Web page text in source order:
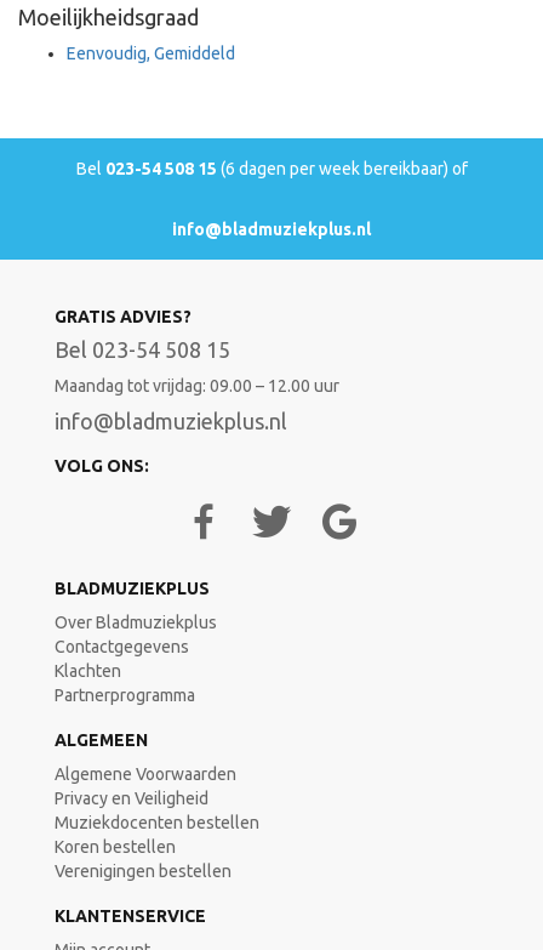
Moeilijkheidsgraad
Eenvoudig, Gemiddeld
Bel 023-54 508 15 (6 dagen per week bereikbaar) of
info@bladmuziekplus.nl
GRATIS ADVIES?
Bel 023-54 508 15
Maandag tot vrijdag: 09.00 – 12.00 uur
info@bladmuziekplus.nl
VOLG ONS:
BLADMUZIEKPLUS
Over Bladmuziekplus
Contactgegevens
Klachten
Partnerprogramma
ALGEMEEN
Algemene Voorwaarden
Privacy en Veiligheid
Muziekdocenten bestellen
Koren bestellen
Verenigingen bestellen
KLANTENSERVICE